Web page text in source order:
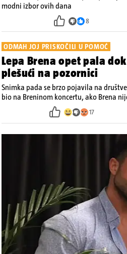
modni izbor ovih dana
8
ODMAH JOJ PRISKOČILI U POMOĆ
Lepa Brena opet pala
plešući na pozornici
Snimka pada se brzo pojavila na
bio na Breninom koncertu, ako Brena
pjevačica se nije ozlijedila nego je s
17